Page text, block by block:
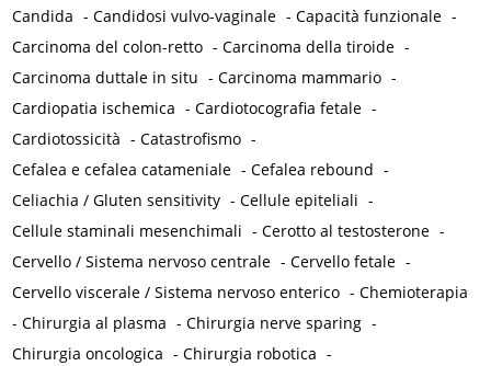
Candida -Candidosi vulvo-vaginale -Capacità funzionale -
Carcinoma del colon-retto -Carcinoma della tiroide -
Carcinoma duttale in situ -Carcinoma mammario -
Cardiopatia ischemica -Cardiotocografia fetale -
Cardiotossicità -Catastrofismo -
Cefalea e cefalea catameniale -Cefalea rebound -
Celiachia / Gluten sensitivity -Cellule epiteliali -
Cellule staminali mesenchimali -Cerotto al testosterone -
Cervello / Sistema nervoso centrale -Cervello fetale -
Cervello viscerale / Sistema nervoso enterico -Chemioterapia
-Chirurgia al plasma -Chirurgia nerve sparing -
Chirurgia oncologica -Chirurgia robotica -